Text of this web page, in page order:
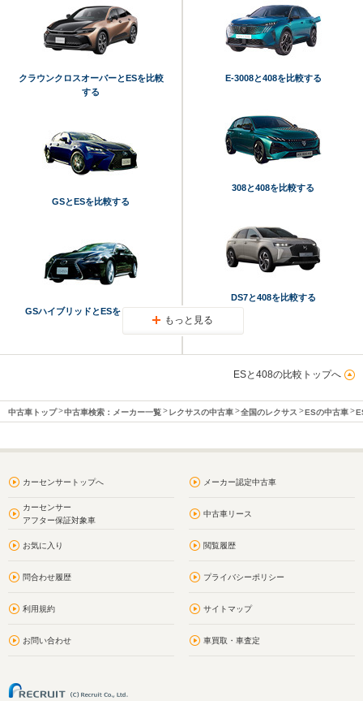
クラウンクロスオーバーとESを比較
する
GSとESを比較する
GSハイブリッドとESを比較する
E-3008と408を比較する
308と408を比較する
DS7と408を比較する
もっと見る
ESと408の比較トップへ
中古車トップ 中古車検索：メーカー一覧 レクサスの中古車 全国のレクサス ESの中古車
カーセンサートップへ メーカー認定中古車
カーセンサー
アフター保証対象車
中古車リース
お気に入り 閲覧履歴
問合わせ履歴 プライバシーポリシー
利用規約 サイトマップ
お問い合わせ 車買取・車査定